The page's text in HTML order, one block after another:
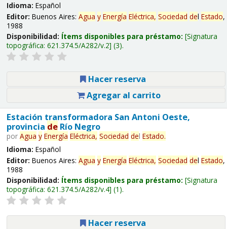
Idioma: Español
Editor: Buenos Aires: Agua y Energía Eléctrica, Sociedad del Estado,
1988
Disponibilidad: Ítems disponibles para préstamo: Signatura
topográfica: 621.374.5/A282/v.2 (3).
Hacer reserva
Agregar al carrito
Estación transformadora San Antoni Oeste,
provincia deRío Negro
por Agua y Energía Eléctrica, Sociedad del Estado.
Idioma: Español
Editor: Buenos Aires: Agua y Energía Eléctrica, Sociedad del Estado,
1988
Disponibilidad: Ítems disponibles para préstamo: Signatura
topográfica: 621.374.5/A282/v.4 (1).
Hacer reserva